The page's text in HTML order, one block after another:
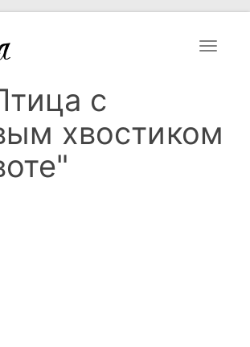
Toggle
с
хвостиком